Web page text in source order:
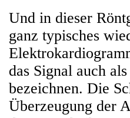
Und in dieser
ganz typisches
das Signal auch
bezeichnen. Die
Überzeugung der